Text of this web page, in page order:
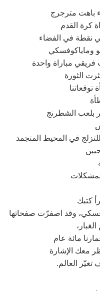
باهت مترجرج
كرة القدم
نقطة في الفضاء
وماياكوفسكي
مباراة واحدة
الثورة
بلعب الشطرنج
في المحيط المتجمد
كتبك
وقد اصفرّت صفحاتها
مائة عام
معك الإشارة
تغيّر العالم.